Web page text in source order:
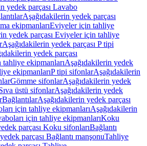
yedek parçası Lavabo
Aşağıdakilerin yedek parçası
ekipmanlarıEviyeler için tahliye
yedek parçası Eviyeler için tahliye
Aşağıdakilerin yedek parçası P tipi
yedek parçası
ekipmanlarıAşağıdakilerin yedek
ekipmanlarıP tipi sifonlarAşağıdakilerin
Gömme sifonlarAşağıdakilerin yedek
üstü sifonlarAşağıdakilerin yedek
BağlantılarAşağıdakilerin yedek parçası
için tahliye ekipmanlarıAşağıdakilerin
için tahliye ekipmanlarıKoku
parçası Koku sifonlarıBağlantı
parçası Bağlantı manşonuTahliye